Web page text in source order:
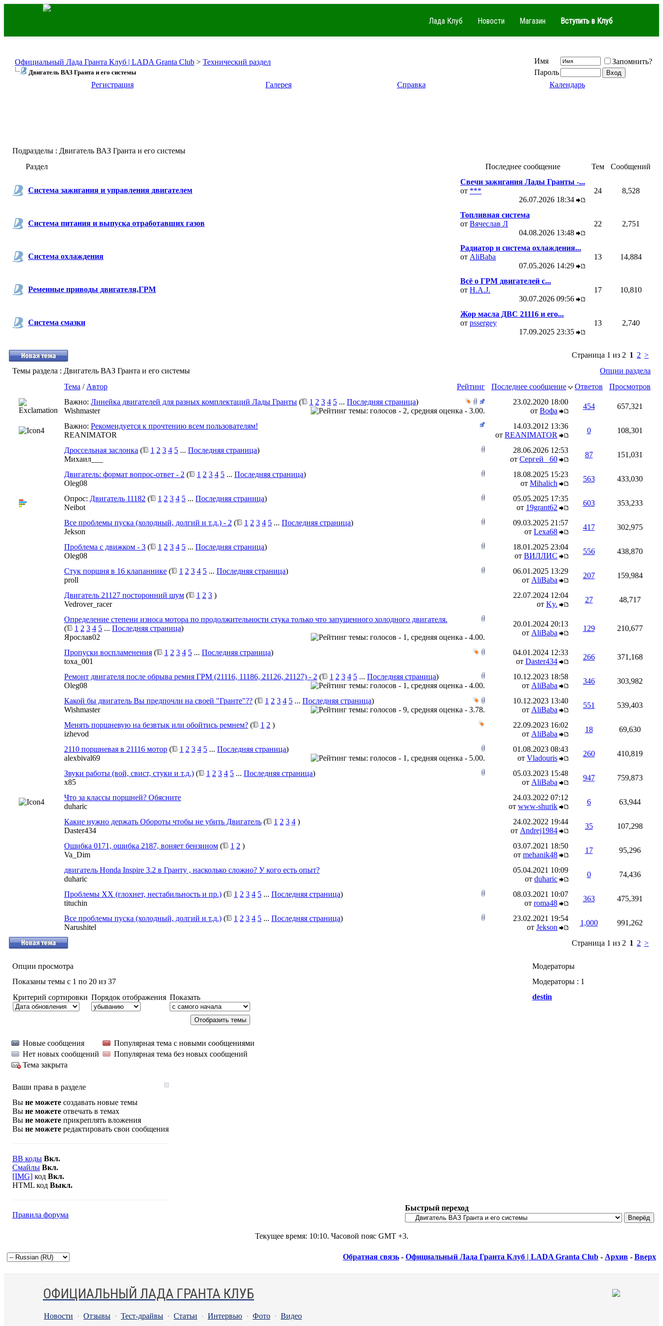
Лада Клуб Новости Магазин Вступить в Клуб
Официальный Лада Гранта Клуб | LADA Granta Club > Технический раздел
Двигатель ВАЗ Гранта и его системы
Имя
Запомнить?
Пароль
Регистрация
Галерея Справка Календарь
Подразделы : Двигатель ВАЗ Гранта и его системы
Раздел
Последнее сообщение Тем Сообщений
Система зажигания и управления двигателем
Свечи зажигания Лады Гранты -...
от ***
26.07.2026 18:34
24 8,528
Система питания и выпуска отработавших газов
Топливная система
от Вячеслав Л
04.08.2026 13:48
22 2,751
Система охлаждения
Радиатор и система охлаждения...
от AliBaba
07.05.2026 14:29
13 14,884
Ременные приводы двигателя,ГРМ
Всё о ГРМ двигателей с...
от H.A.J.
30.07.2026 09:56
17 10,810
Система смазки
Жор масла ДВС 21116 и его...
от pssergey
17.09.2025 23:35
13 2,740
Страница 1 из 2 1 2 >
Темы раздела : Двигатель ВАЗ Гранта и его системы
Опции раздела
Рейтинг
Тема / Автор Последнее сообщение Ответов
Просмотров
Важно: Линейка двигателей для разных комплектаций Лады Гранты ( 1 2 3 4 5 ... Последняя страница)
Wishmaster
23.02.2020 18:00
от Вофа
454 657,321
Важно: Рекомендуется к прочтению всем пользователям!
REANIMATOR
14.03.2012 13:36
от REANIMATOR
0 108,301
Дроссельная заслонка ( 1 2 3 4 5 ... Последняя страница)
Михаил___
28.06.2026 12:53
от Сергей _60
87 151,031
Двигатель: формат вопрос-ответ - 2 ( 1 2 3 4 5 ... Последняя страница)
Oleg08
18.08.2025 15:23
от Mihalich
563 433,030
Опрос: Двигатель 11182 ( 1 2 3 4 5 ... Последняя страница)
Neibot
05.05.2025 17:35
от 19grant62
603 353,233
Все проблемы пуска (холодный, долгий и т.д.) - 2 ( 1 2 3 4 5 ... Последняя страница)
Jekson
09.03.2025 21:57
от Lexa68
417 302,975
Проблема с движком - 3 ( 1 2 3 4 5 ... Последняя страница)
Oleg08
18.01.2025 23:04
от ВИЛЛИС
556 438,870
Стук поршня в 16 клапаннике ( 1 2 3 4 5 ... Последняя страница)
proll
06.01.2025 13:29
от AliBaba
207 159,984
Двигатель 21127 посторонний шум ( 1 2 3 )
Vedrover_racer
22.07.2024 12:04
от Ky.
27 48,717
Определение степени износа мотора по продолжительности стука только что запущенного холодного двигателя.
(
1 2 3 4 5 ... Последняя страница)
Ярослав02
20.01.2024 20:13
от AliBaba
129 210,677
Пропуски воспламенения ( 1 2 3 4 5 ... Последняя страница)
toxa_001
04.01.2024 12:33
от Daster434
266 371,168
Ремонт двигателя после обрыва ремня ГРМ (21116, 11186, 21126, 21127) - 2 ( 1 2 3 4 5 ... Последняя страница)
Oleg08
10.12.2023 18:58
от AliBaba
346 303,982
Какой бы двигатель Вы предпочли на своей "Гранте"?? ( 1 2 3 4 5 ... Последняя страница)
Wishmaster
10.12.2023 13:40
от AliBaba
551 539,403
Менять поршневую на безвтык или обойтись ремнем? ( 1 2 )
izhevod
22.09.2023 16:02
от AliBaba
18 69,630
2110 поршневая в 21116 мотор ( 1 2 3 4 5 ... Последняя страница)
alexbival69
01.08.2023 08:43
от Vladouris
260 410,819
Звуки работы (вой, свист, стуки и т.д.) ( 1 2 3 4 5 ... Последняя страница)
x85
05.03.2023 15:48
от AliBaba
947 759,873
Что за классы поршней? Обясните
duharic
24.03.2022 07:12
от www-shurik
6 63,944
Какие нужно держать Обороты чтобы не убить Двигатель ( 1 2 3 4 )
Daster434
24.02.2022 19:44
от Andrej1984
35 107,298
Ошибка 0171, ошибка 2187, воняет бензином ( 1 2 )
Va_Dim
03.07.2021 18:50
от mehanik48
17 95,296
двигатель Honda Inspire 3.2 в Гранту , насколько сложно? У кого есть опыт?
duharic
05.04.2021 10:09
от duharic
0 74,436
Проблемы ХХ (глохнет, нестабильность и пр.) ( 1 2 3 4 5 ... Последняя страница)
tituchin
08.03.2021 10:07
от roma48
363 475,391
Все проблемы пуска (холодный, долгий и т.д.) ( 1 2 3 4 5 ... Последняя страница)
Narushitel
23.02.2021 19:54
от Jekson
1,000 991,262
Страница 1 из 2 1 2 >
Опции просмотра
Модераторы
Показаны темы с 1 по 20 из 37
Модераторы : 1
Критерий сортировки Порядок отображения Показать destin
Новые сообщения
Популярная тема с новыми сообщениями
Нет новых сообщений
Популярная тема без новых сообщений
Тема закрыта
Ваши права в разделе
Вы не можете создавать новые темы
Вы не можете отвечать в темах
Вы не можете прикреплять вложения
Вы не можете редактировать свои сообщения
BB коды Вкл.
Смайлы Вкл.
[IMG] код Вкл.
HTML код Выкл.
Правила форума
Быстрый переход
Текущее время: 10:10. Часовой пояс GMT +3.
Обратная связь - Официальный Лада Гранта Клуб | LADA Granta Club - Архив - Вверх
ОФИЦИАЛЬНЫЙ ЛАДА ГРАНТА КЛУБ
Новости · Отзывы · Тест-драйвы · Статьи · Интервью · Фото · Видео